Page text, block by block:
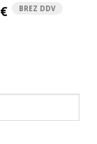
€ BREZ DDV